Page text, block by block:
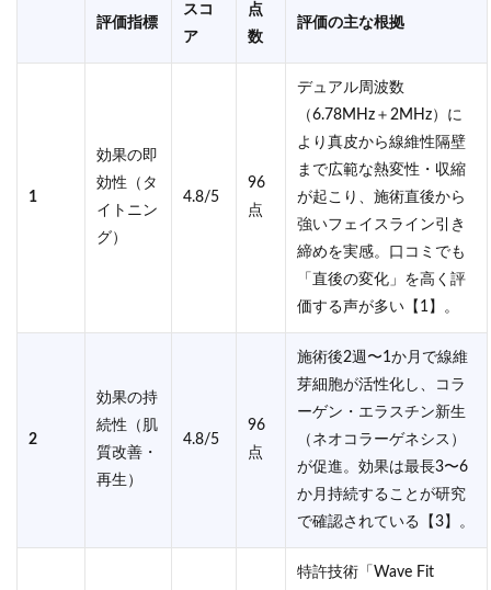
評価指標
スコ
ア
点
数
評価の主な根拠
1
効果の即
効性（タ
イトニン
グ）
4.8/5
96
点
デュアル周波数
（6.78MHz＋2MHz）に
より真皮から線維性隔壁
まで広範な熱変性・収縮
が起こり、施術直後から
強いフェイスライン引き
締めを実感。口コミでも
「直後の変化」を高く評
価する声が多い【1】。
2
効果の持
続性（肌
質改善・
再生）
4.8/5
96
点
施術後2週〜1か月で線維
芽細胞が活性化し、コラ
ーゲン・エラスチン新生
（ネオコラーゲネシス）
が促進。効果は最長3〜6
か月持続することが研究
で確認されている【3】。
特許技術「Wave Fit